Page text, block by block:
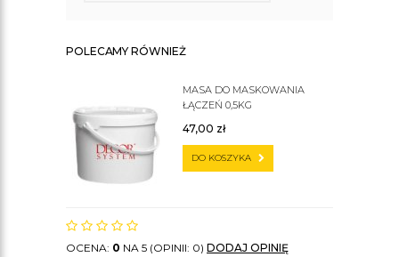
POLECAMY RÓWNIEŻ
MASA DO MASKOWANIA
ŁĄCZEŃ 0,5KG
47,00 zł
DO KOSZYKA
OCENA: 0 NA 5 (OPINII: 0) DODAJ OPINIĘ